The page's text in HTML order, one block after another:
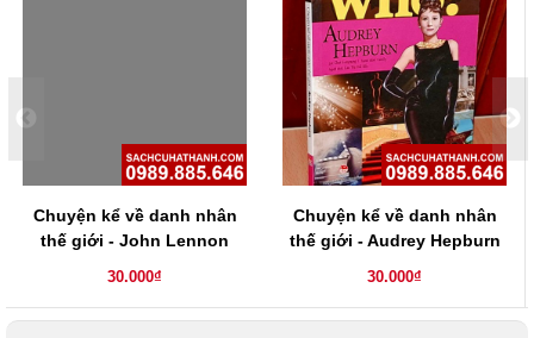
Chuyện kể về danh nhân
thế giới - John Lennon
30.000₫
Chuyện kể về danh nhân
thế giới - Audrey Hepburn
30.000₫